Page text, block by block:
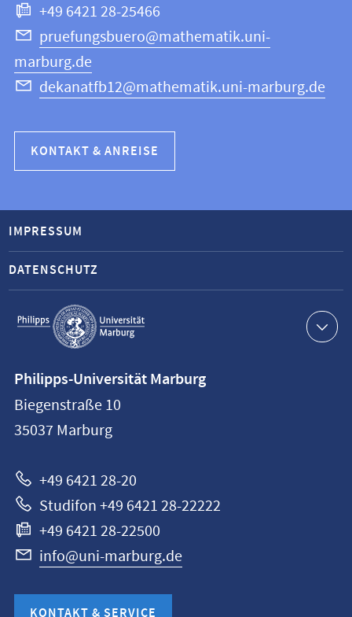
+49 6421 28-25466
pruefungsbuero@mathematik.uni-
marburg.de
dekanatfb12@mathematik.uni-marburg.de
KONTAKT & ANREISE
Service-
Navigation
IMPRESSUM
DATENSCHUTZ
Philipps-
Universität
Marburg
Philipps-Universität Marburg
Biegenstraße 10
35037 Marburg
+49 6421 28-20
Studifon +49 6421 28-22222
+49 6421 28-22500
info@uni-marburg.de
KONTAKT & SERVICE